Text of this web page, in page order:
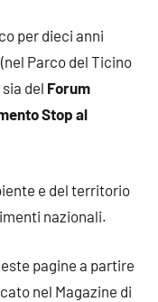
per dieci anni
Parco del Ticino
del Forum
Stop al
e del territorio
nazionali.
pagine a partire
nel Magazine di